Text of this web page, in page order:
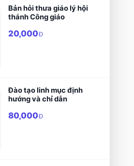
Bản hỏi thưa giáo lý hội
thánh Công giáo
20,000Đ
Đào tạo linh mục định
hướng và chỉ dẫn
80,000Đ